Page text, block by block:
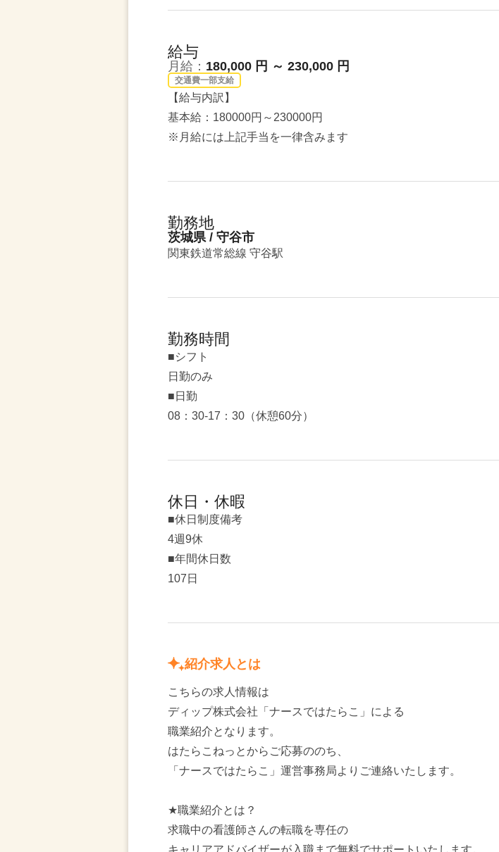
給与
月給： 180,000 円 ～ 230,000 円
交通費一部支給
【給与内訳】
基本給：180000円～230000円
※月給には上記手当を一律含みます
勤務地
茨城県 / 守谷市
関東鉄道常総線 守谷駅
勤務時間
■シフト
日勤のみ
■日勤
08：30-17：30（休憩60分）
休日・休暇
■休日制度備考
4週9休
■年間休日数
107日
紹介求人とは
こちらの求人情報は
ディップ株式会社「ナースではたらこ」による
職業紹介となります。
はたらこねっとからご応募ののち、
「ナースではたらこ」運営事務局よりご連絡いたします。
★職業紹介とは？
求職中の看護師さんの転職を専任の
キャリアアドバイザーが入職まで無料でサポートいたします。